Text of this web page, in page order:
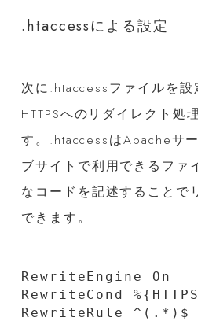
.htaccessによる設定
次に.htaccessファイルを設
HTTPSへのリダイレクト処
す。.htaccessはApacheサ
ブサイトで利用できるファ
なコードを記述することで
できます。
RewriteEngine On
RewriteCond
RewriteRule